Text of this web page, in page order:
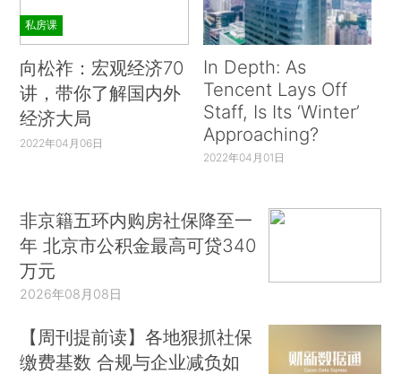
私房课
向松祚：宏观经济70
讲，带你了解国内外
经济大局
2022年04月06日
In Depth: As
Tencent Lays Off
Staff, Is Its ‘Winter’
Approaching?
2022年04月01日
非京籍五环内购房社保降至一
年 北京市公积金最高可贷340
万元
2026年08月08日
【周刊提前读】各地狠抓社保
缴费基数 合规与企业减负如